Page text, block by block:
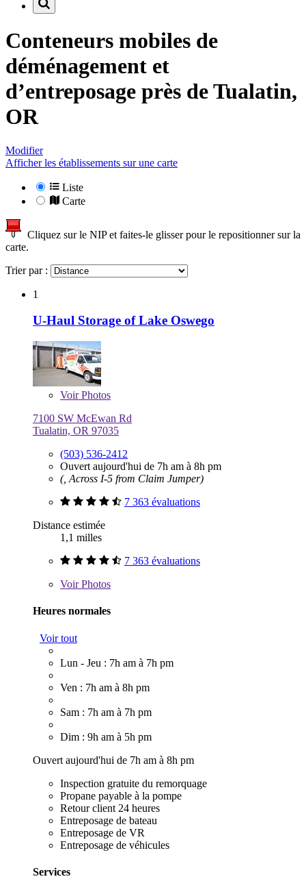
Conteneurs mobiles de
déménagement et
d’entreposage près deTualatin,
OR
Modifier
Afficher les établissements sur une carte
Liste
Carte
Cliquez sur le NIP et faites-le glisser pour le repositionner sur la
carte.
Trier par :
1
U-Haul Storage of Lake Oswego
VoirPhotos
7100 SW McEwan Rd
Tualatin, OR 97035
(503) 536-2412
Ouvert aujourd'hui de 7h am à 8h pm
(, Across I-5 from Claim Jumper)
7 363 évaluations
Distance estimée
1,1 milles
7 363 évaluations
VoirPhotos
Heures normales
Voir tout
Lun - Jeu : 7h am à 7h pm
Ven : 7h am à 8h pm
Sam : 7h am à 7h pm
Dim : 9h am à 5h pm
Ouvert aujourd'hui de 7h am à 8h pm
Inspection gratuite du remorquage
Propane payable à la pompe
Retour client 24 heures
Entreposage de bateau
Entreposage de VR
Entreposage de véhicules
Services